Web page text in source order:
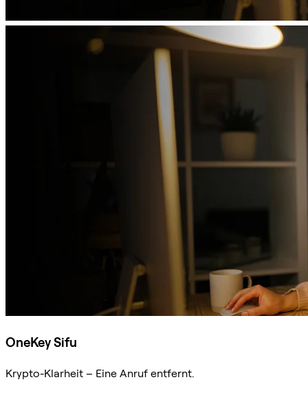
OneKey Sifu
Krypto-Klarheit – Eine Anruf entfernt.